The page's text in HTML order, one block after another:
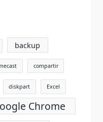
backup
compartir
diskpart Excel
Chrome